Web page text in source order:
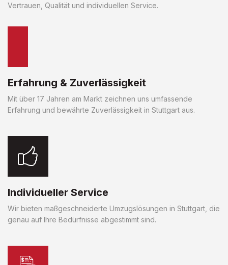
Vertrauen, Qualität und individuellen Service.
Erfahrung & Zuverlässigkeit
Mit über 17 Jahren am Markt zeichnen uns umfassende
Erfahrung und bewährte Zuverlässigkeit in Stuttgart aus.
Individueller Service
Wir bieten maßgeschneiderte Umzugslösungen in Stuttgart, die
genau auf Ihre Bedürfnisse abgestimmt sind.